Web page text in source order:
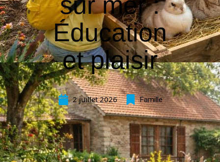
Éducation
et plaisir
2 juillet 2026 Famille